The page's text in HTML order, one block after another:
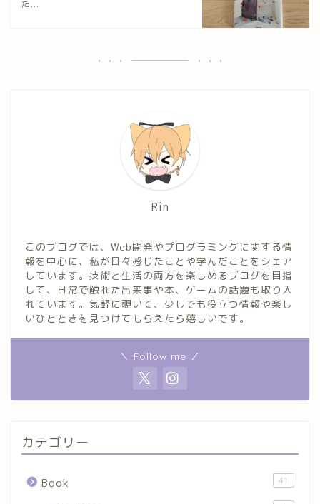
た...
Rin
このブログでは、Web開発やプログラミングに関する情
報を中心に、私が日々感じたことや学んだことをシェア
しています。技術と生活の両方を楽しめるブログを目指
して、日常で触れた出来事や本、ゲームの話題も取り入
れています。気軽に覗いて、少しでも役立つ情報や楽し
いひとときを見つけてもらえたら嬉しいです。
＼ Follow me ／
カテゴリー
Book 41